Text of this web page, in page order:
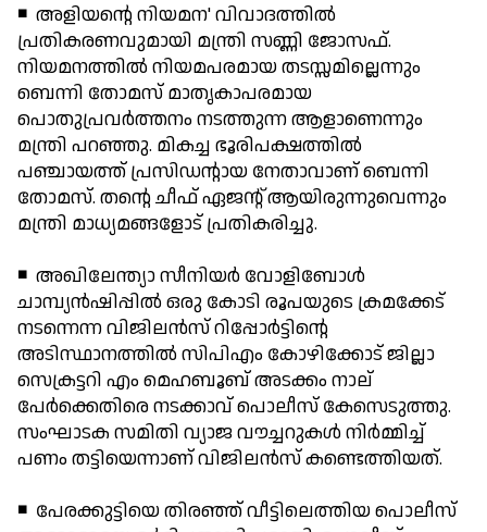
◾ അളിയന്റെ നിയമന' വിവാദത്തില്‍
പ്രതികരണവുമായി മന്ത്രി സണ്ണി ജോസഫ്.
നിയമനത്തില്‍ നിയമപരമായ തടസ്സമില്ലെന്നും
ബെന്നി തോമസ് മാതൃകാപരമായ
പൊതുപ്രവര്‍ത്തനം നടത്തുന്ന ആളാണെന്നും
മന്ത്രി പറഞ്ഞു. മികച്ച ഭൂരിപക്ഷത്തില്‍
പഞ്ചായത്ത് പ്രസിഡന്റായ നേതാവാണ് ബെന്നി
തോമസ്. തന്റെ ചീഫ് ഏജന്റ് ആയിരുന്നുവെന്നും
മന്ത്രി മാധ്യമങ്ങളോട് പ്രതികരിച്ചു.
◾ അഖിലേന്ത്യാ സീനിയര്‍ വോളിബോള്‍
ചാമ്പ്യന്‍ഷിപ്പില്‍ ഒരു കോടി രൂപയുടെ ക്രമക്കേട്
നടന്നെന്ന വിജിലന്‍സ് റിപ്പോര്‍ട്ടിന്റെ
അടിസ്ഥാനത്തില്‍ സിപിഎം കോഴിക്കോട് ജില്ലാ
സെക്രട്ടറി എം മെഹബൂബ് അടക്കം നാല്
പേര്‍ക്കെതിരെ നടക്കാവ് പൊലീസ് കേസെടുത്തു.
സംഘാടക സമിതി വ്യാജ വൗച്ചറുകള്‍ നിര്‍മ്മിച്ച്
പണം തട്ടിയെന്നാണ് വിജിലന്‍സ് കണ്ടെത്തിയത്.
◾ പേരക്കുട്ടിയെ തിരഞ്ഞ് വീട്ടിലെത്തിയ പൊലീസ്